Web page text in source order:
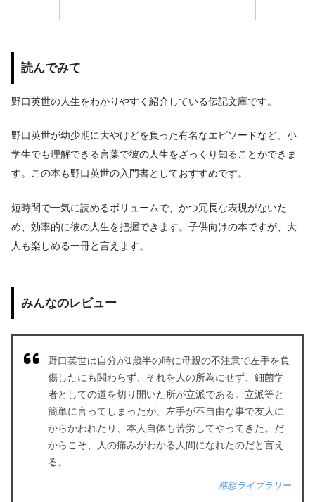
読んでみて
野口英世の人生をわかりやすく紹介している伝記文庫です。
野口英世が幼少期に大やけどを負った有名なエピソードなど、小
学生でも理解できる言葉で彼の人生をざっくり知ることができま
す。この本も野口英世の入門書としておすすめです。
短時間で一気に読めるボリュームで、かつ冗長な表現がないた
め、効率的に彼の人生を把握できます。子供向けの本ですが、大
人も楽しめる一冊と言えます。
みんなのレビュー
野口英世は自分が1歳半の時に母親の不注意で左手を負
傷したにも関わらず、それを人の所為にせず、細菌学
者としての道を切り開いた所が立派である。立派等と
簡単に言ってしまったが、左手が不自由な事で友人に
からかわれたり、本人自体も苦労してやってきた。だ
からこそ、人の痛みがわかる人間になれたのだと言え
る。
感想ライブラリー